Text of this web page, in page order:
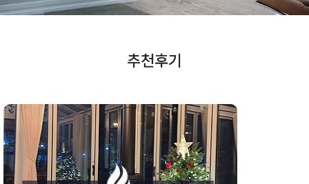
추천후기